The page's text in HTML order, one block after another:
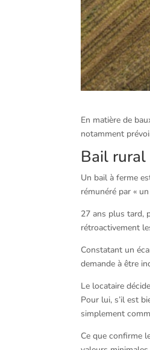
En matière de
notamment
Bail rural
Un bail à ferme
rémunéré par «
27 ans plus tard,
rétroactivement
Constatant un
demande à être
Le locataire
Pour lui, s’il est
simplement
Ce que confirme